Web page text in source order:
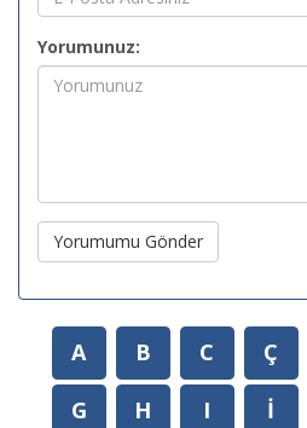
Yorumunuz:
Yorumumu Gönder
A B C Ç
G
H I İ